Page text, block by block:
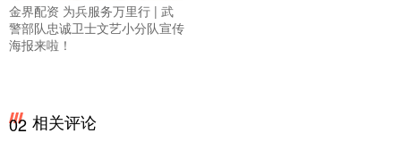
金界配资 为兵服务万里行 | 武
警部队忠诚卫士文艺小分队宣传
海报来啦！
02 相关评论